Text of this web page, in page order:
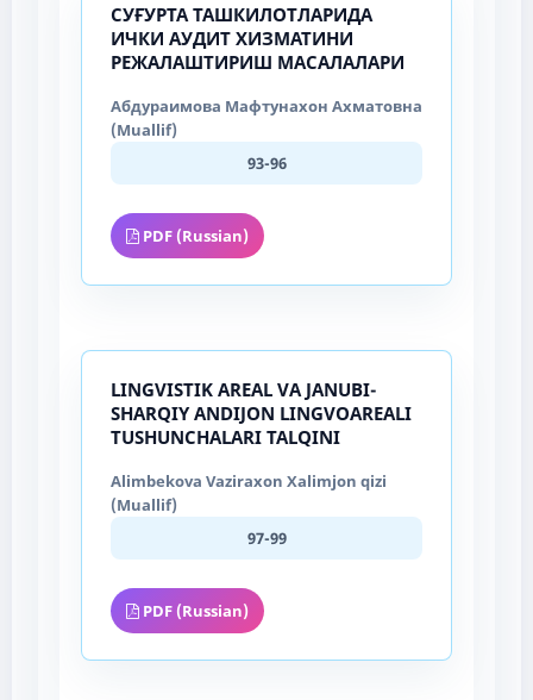
СУҒУРТА ТАШКИЛОТЛАРИДА
ИЧКИ АУДИТ ХИЗМАТИНИ
РЕЖАЛАШТИРИШ МАСАЛАЛАРИ
Абдураимова Мафтунахон Ахматовна
(Muallif)
93-96
PDF (Russian)
LINGVISTIK AREAL VA JANUBI-
SHARQIY ANDIJON LINGVOAREALI
TUSHUNCHALARI TALQINI
Alimbekova Vaziraxon Xalimjon qizi
(Muallif)
97-99
PDF (Russian)